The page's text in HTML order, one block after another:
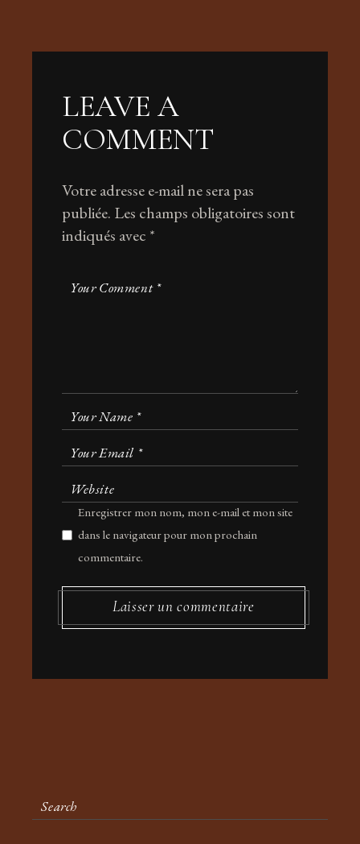
LEAVE A
COMMENT
Votre adresse e-mail ne sera pas
publiée. Les champs obligatoires sont
indiqués avec *
Enregistrer mon nom, mon e-mail et mon site
dans le navigateur pour mon prochain
commentaire.
Laisser un commentaire